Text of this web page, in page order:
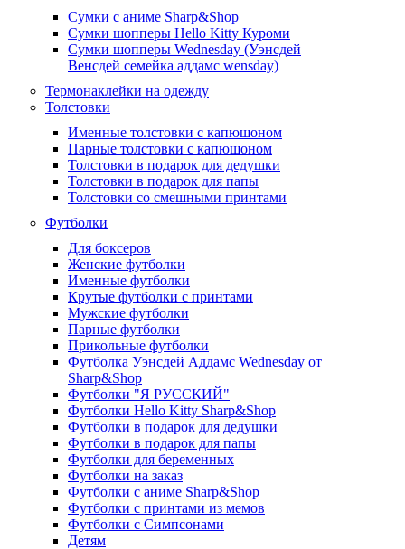
Сумки с аниме Sharp&Shop
Сумки шопперы Hello Kitty Куроми
Сумки шопперы Wednesday (Уэнсдей
Венсдей семейка аддамс wensday)
Термонаклейки на одежду
Толстовки
Именные толстовки с капюшоном
Парные толстовки с капюшоном
Толстовки в подарок для дедушки
Толстовки в подарок для папы
Толстовки со смешными принтами
Футболки
Для боксеров
Женские футболки
Именные футболки
Крутые футболки с принтами
Мужские футболки
Парные футболки
Прикольные футболки
Футболка Уэнсдей Аддамс Wednesday от
Sharp&Shop
Футболки "Я РУССКИЙ"
Футболки Hello Kitty Sharp&Shop
Футболки в подарок для дедушки
Футболки в подарок для папы
Футболки для беременных
Футболки на заказ
Футболки с аниме Sharp&Shop
Футболки с принтами из мемов
Футболки с Симпсонами
Детям